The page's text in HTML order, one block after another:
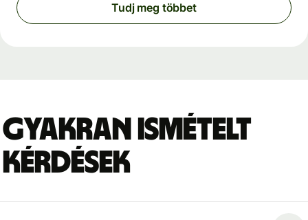
Tudj meg többet
Gyakran ismételt
kérdések